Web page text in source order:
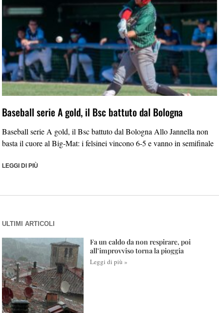
Baseball serie A gold, il Bsc battuto dal Bologna
Baseball serie A gold, il Bsc battuto dal Bologna Allo Jannella non
basta il cuore al Big-Mat: i felsinei vincono 6-5 e vanno in semifinale
LEGGI DI PIÙ
ULTIMI ARTICOLI
Fa un caldo da non respirare, poi
all’improvviso torna la pioggia
Leggi di più »